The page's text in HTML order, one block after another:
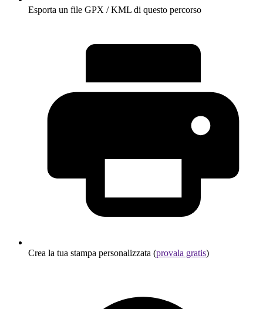
Esporta un file GPX / KML di questo percorso
Crea la tua stampa personalizzata (provala gratis)